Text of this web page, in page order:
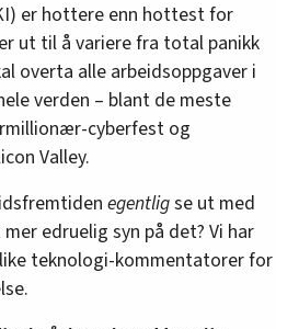
er hottere enn hottest for
ut til å variere fra total panikk
overta alle arbeidsoppgaver i
verden – blant de meste
cyberfest og
Valley.
egentligse ut med
edruelig syn på det? Vi har
teknologi-kommentatorer for